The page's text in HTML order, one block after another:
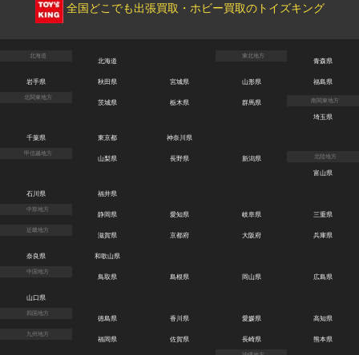
全国どこでも出張買取・ホビー買取のトイズキング
北海道
北海道
東北地方
青森県
岩手県 秋田県 宮城県 山形県 福島県
北関東地方
茨城県 栃木県 群馬県 南関東地方
埼玉県
千葉県 東京都 神奈川県
甲信越地方
山梨県 長野県 新潟県 北陸地方
富山県
石川県 福井県
中部地方
静岡県 愛知県 岐阜県 三重県
近畿地方
滋賀県 京都府 大阪府 兵庫県
奈良県 和歌山県
中国地方
鳥取県 島根県 岡山県 広島県
山口県
四国地方
徳島県 香川県 愛媛県 高知県
九州地方
福岡県 佐賀県 長崎県 熊本県